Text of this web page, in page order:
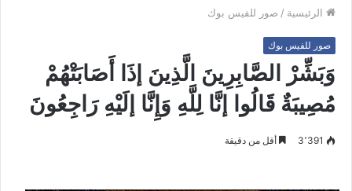
الرئيسية / صور للفيس بوك
صور للفيس بوك
وَبَشِّرْ الصَّابِرِينَ الَّذِينَ إذَا أَصَابَتْهُمْ
مُصِيبَةٌ قَالُوا إنَّا لِلَّهِ وَإِنَّا إلَيْهِ رَاجِعُونَ
3٬391 أقل من دقيقة